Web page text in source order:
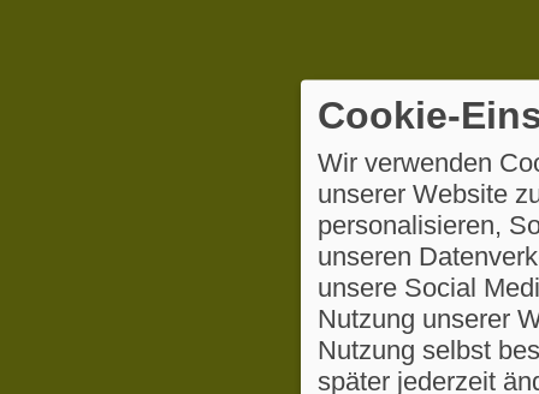
Cookie-
Wir verwenden
unserer Website
personalisieren,
unseren
unsere Social
Nutzung unserer
Nutzung selbst
später jederzeit